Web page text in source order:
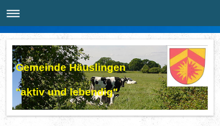
Gemeinde Häuslingen
"aktiv und lebendig"